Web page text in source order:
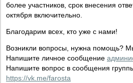
более участников, срок внесения
октября включительно.
Благодарим всех, кто уже с нами!
Возникли вопросы, нужна помощь?
Напишите личное сообщение
Напишите вопрос в сообщения
https://vk.me/farosta